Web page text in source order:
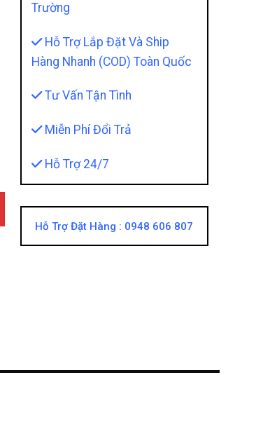
Đến Cho Bạn Những Tiện Ích Tuyệt Vời
Trường
Hỗ Trợ Lắp Đặt Và Ship
Hàng Nhanh (COD) Toàn Quốc
Tư Vấn Tận Tình
Miễn Phí Đổi Trả
Hỗ Trợ 24/7
Hỗ Trợ Đặt Hàng : 0948 606 807